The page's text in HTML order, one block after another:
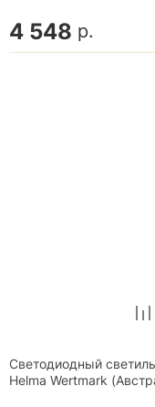
4 548 р.
Светодиодный
Helma Wertmark